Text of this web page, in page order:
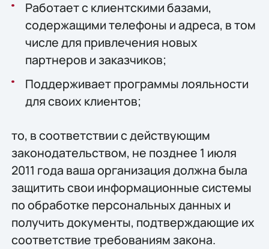
Работает с клиентскими базами,
содержащими телефоны и адреса, в том
числе для привлечения новых
партнеров и заказчиков;
Поддерживает программы лояльности
для своих клиентов;
то, в соответствии с действующим
законодательством, не позднее 1 июля
2011 года ваша организация должна была
защитить свои информационные системы
по обработке персональных данных и
получить документы, подтверждающие их
соответствие требованиям закона.